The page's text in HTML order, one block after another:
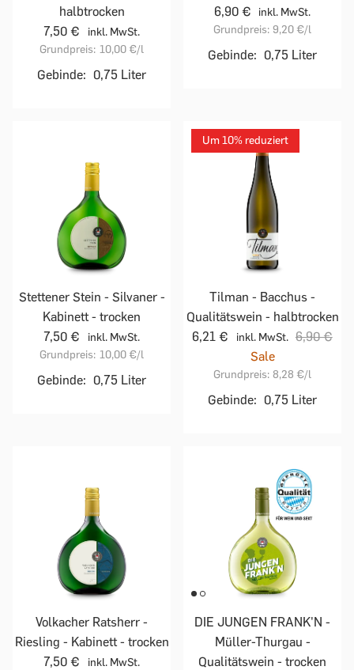
halbtrocken
7,50 €
inkl. MwSt.
Grundpreis: 10,00 €/l
Gebinde: 0,75 Liter
6,90 €
inkl. MwSt.
Grundpreis: 9,20 €/l
Gebinde: 0,75 Liter
Stettener Stein - Silvaner -
Kabinett - trocken
7,50 €
inkl. MwSt.
Grundpreis: 10,00 €/l
Gebinde: 0,75 Liter
Um 10% reduziert
Tilman - Bacchus -
Qualitätswein - halbtrocken
6,21 €
inkl. MwSt. 6,90 €
Sale
Grundpreis: 8,28 €/l
Gebinde: 0,75 Liter
Volkacher Ratsherr -
Riesling - Kabinett - trocken
7,50 €
inkl. MwSt.
DIE JUNGEN FRANK'N -
Müller-Thurgau -
Qualitätswein - trocken